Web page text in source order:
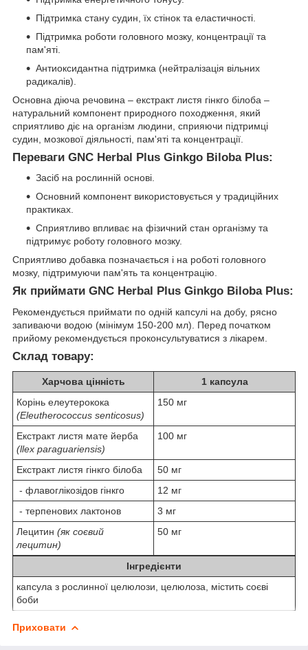
Підтримка стану судин, їх стінок та еластичності.
Підтримка роботи головного мозку, концентрації та
пам'яті.
Антиоксидантна підтримка (нейтралізація вільних
радикалів).
Основна діюча речовина – екстракт листя гінкго білоба –
натуральний компонент природного походження, який
сприятливо діє на організм людини, сприяючи підтримці
судин, мозкової діяльності, пам'яті та концентрації.
Переваги GNC Herbal Plus Ginkgo Biloba Plus:
Засіб на рослинній основі.
Основний компонент використовується у традиційних
практиках.
Сприятливо впливає на фізичний стан організму та
підтримує роботу головного мозку.
Сприятливо добавка позначається і на роботі головного
мозку, підтримуючи пам'ять та концентрацію.
Як приймати GNC Herbal Plus Ginkgo Biloba Plus:
Рекомендується приймати по одній капсулі на добу, рясно
запиваючи водою (мінімум 150-200 мл). Перед початком
прийому рекомендується проконсультуватися з лікарем.
Склад товару:
Харчова цінність
1 капсула
Корінь елеутерокока
(Eleutherococcus senticosus)
150 мг
Екстракт листя мате йерба
(llex paraguariensis)
100 мг
Екстракт листя гінкго білоба
50 мг
- флавоглікозідов гінкго
12 мг
- терпенових лактонов
3 мг
Лецитин (як соєвий
лецитин)
50 мг
Інгредієнти
капсула з рослинної целюлози, целюлоза, містить соєві
боби
Приховати